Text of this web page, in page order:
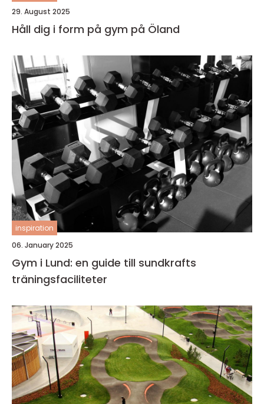
29. August 2025
Håll dig i form på gym på Öland
inspiration
06. January 2025
Gym i Lund: en guide till sundkrafts
träningsfaciliteter